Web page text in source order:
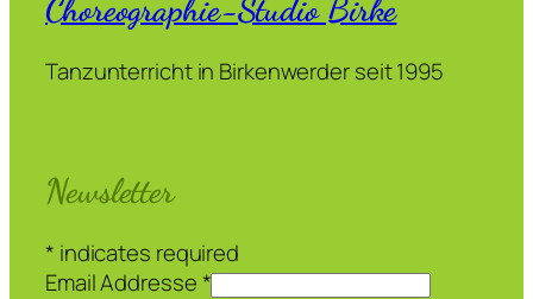
Choreographie-Studio Birke
Tanzunterricht in Birkenwerder seit 1995
Newsletter
* indicates required
Email Addresse*